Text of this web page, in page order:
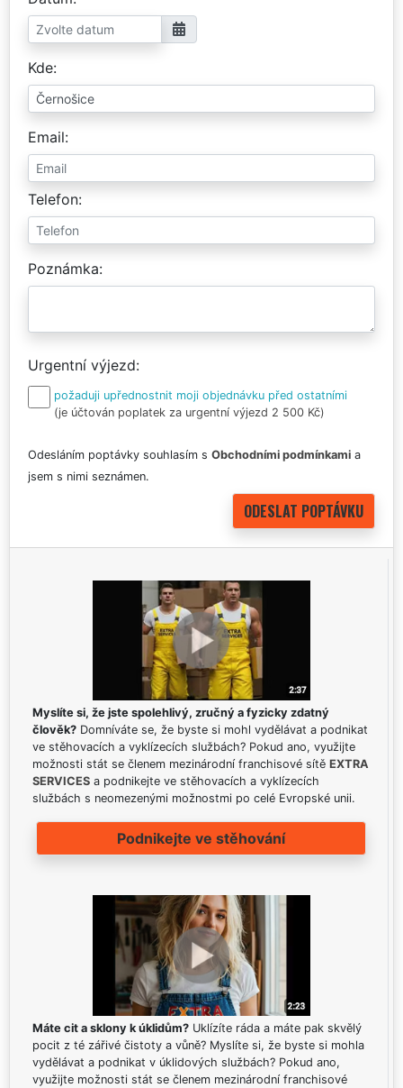
Kde
Email
Telefon
Poznámka
Urgentní výjezd
požaduji upřednostnit moji objednávku před ostatními
(je účtován poplatek za urgentní výjezd 2 500 Kč)
Odesláním poptávky souhlasím s Obchodními podmínkami a
jsem s nimi seznámen.
Myslíte si, že jste spolehlivý, zručný a fyzicky zdatný
člověk? Domníváte se, že byste si mohl vydělávat a podnikat
ve stěhovacích a vyklízecích službách? Pokud ano, využijte
možnosti stát se členem mezinárodní franchisové sítě EXTRA
SERVICES a podnikejte ve stěhovacích a vyklízecích
službách s neomezenými možnostmi po celé Evropské unii.
Podnikejte ve stěhování
Máte cit a sklony k úklidům? Uklízíte ráda a máte pak skvělý
pocit z té zářivé čistoty a vůně? Myslíte si, že byste si mohla
vydělávat a podnikat v úklidových službách? Pokud ano,
využijte možnosti stát se členem mezinárodní franchisové